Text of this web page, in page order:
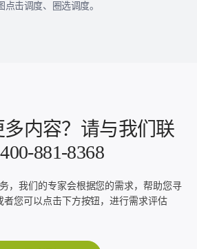
击调度、圈选调度。
内容？请与我们联
881-8368
，我们的专家会根据您的需求，帮助您寻
者您可以点击下方按钮，进行需求评估